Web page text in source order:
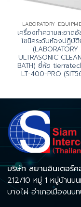
LABORATORY
เครื่องทำความสะอาดอั
โซนิคระดับห้องปฏิบัติ
(LABORATORY
ULTRASONIC
BATH) ยี่ห้อ
LT-400-PRO
บริษัท สยามอินเตอร์ค
212/10 หมู่ 1 หมู่บ้านน
บางไผ่ อำเภอเมืองน